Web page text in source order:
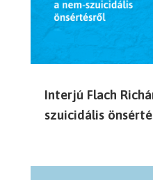
Interjú Flach
szuicidális